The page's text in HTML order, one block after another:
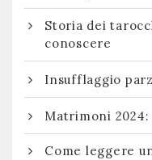
Storia dei
conoscere
Insufflaggio
Matrimoni
Come leggere